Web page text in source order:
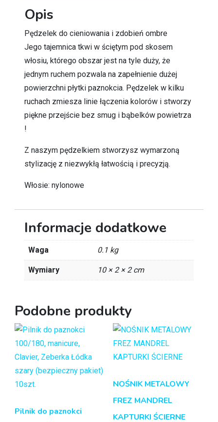
Opis
Pędzelek do cieniowania i zdobień ombre
Jego tajemnica tkwi w ściętym pod skosem
włosiu, którego obszar jest na tyle duży, że
jednym ruchem pozwala na zapełnienie dużej
powierzchni płytki paznokcia. Pędzelek w kilku
ruchach zmiesza linie łączenia kolorów i stworzy
piękne przejście bez smug i bąbelków powietrza
!
Z naszym pędzelkiem stworzysz wymarzoną
stylizację z niezwykłą łatwością i precyzją.
Włosie: nylonowe
Informacje dodatkowe
Waga 0.1 kg
Wymiary 10 × 2 × 2 cm
Podobne produkty
Pilnik do paznokci
NOŚNIK METALOWY
FREZ MANDREL
KAPTURKI ŚCIERNE